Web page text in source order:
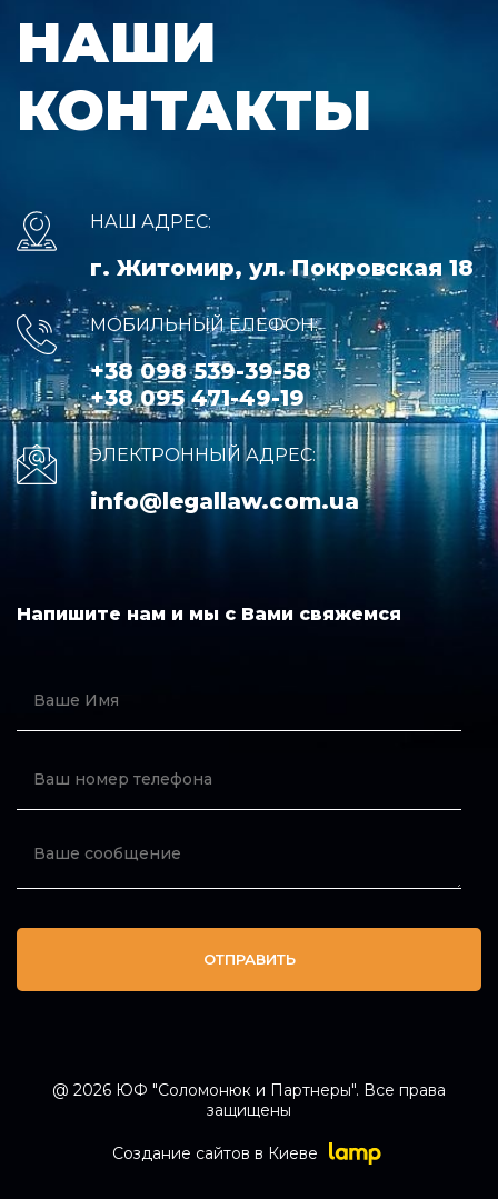
НАШИ
КОНТАКТЫ
НАШ АДРЕС:
г. Житомир, ул. Покровская 18
МОБИЛЬНЫЙ ЕЛЕФОН:
+38 098 539-39-58
+38 095 471-49-19
ЭЛЕКТРОННЫЙ АДРЕС:
info@legallaw.com.ua
Напишите нам и мы с Вами свяжемся
ОТПРАВИТЬ
@ 2026 ЮФ "Соломонюк и Партнеры". Все права
защищены
Создание сайтов в Киеве